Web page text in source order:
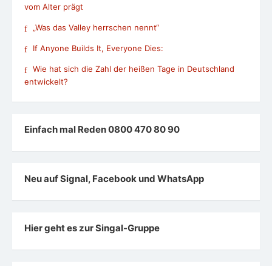
vom Alter prägt
„Was das Valley herrschen nennt“
If Anyone Builds It, Everyone Dies:
Wie hat sich die Zahl der heißen Tage in Deutschland
entwickelt?
Einfach mal Reden 0800 470 80 90
Neu auf Signal, Facebook und WhatsApp
Hier geht es zur Singal-Gruppe